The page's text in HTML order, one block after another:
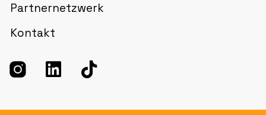
Partnernetzwerk
Kontakt